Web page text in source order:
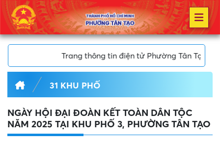
thông tin điện tử Phường Tân Tạo, Thành phố Hồ Chí
31 KHU PHỐ
NGÀY HỘI ĐẠI ĐOÀN KẾT TOÀN DÂN TỘC
NĂM 2025 TẠI KHU PHỐ 3, PHƯỜNG TÂN TẠO